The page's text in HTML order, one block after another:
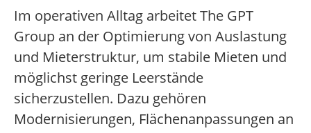
Im operativen Alltag arbeitet The GPT
Group an der Optimierung von Auslastung
und Mieterstruktur, um stabile Mieten und
möglichst geringe Leerstände
sicherzustellen. Dazu gehören
Modernisierungen, Flächenanpassungen an